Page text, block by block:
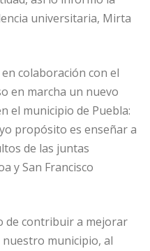
universitaria, Mirta
colaboración con el
en marcha un nuevo
el municipio de Puebla:
propósito es enseñar a
de las juntas
y San Francisco
de contribuir a mejorar
nuestro municipio, al